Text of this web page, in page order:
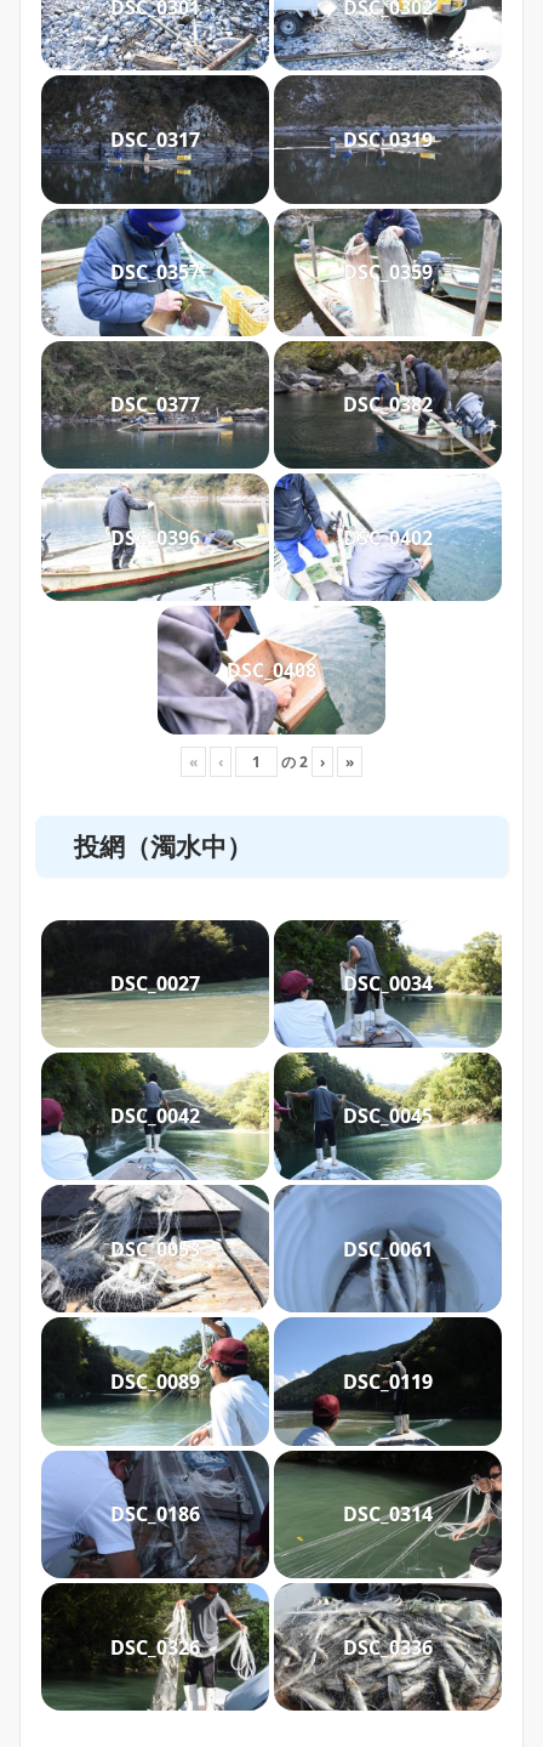
DSC_0301 DSC_0302
DSC_0317 DSC_0319
DSC_0357 DSC_0359
DSC_0377 DSC_0382
DSC_0396 DSC_0402
DSC_0408
« ‹ の2 › »
投網（濁水中）
DSC_0027 DSC_0034
DSC_0042 DSC_0045
DSC_0053 DSC_0061
DSC_0089 DSC_0119
DSC_0186 DSC_0314
DSC_0326 DSC_0336